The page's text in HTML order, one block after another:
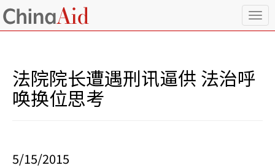
T
o
e
法院院长遭遇刑讯逼供 法治呼
唤换位思考
5/15/2015